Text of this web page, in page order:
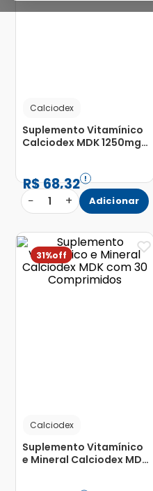
Calciodex
Suplemento Vitamínico
Calciodex MDK 1250mg
R$68,32
− 1 + Adicionar
31%
Calciodex
Suplemento Vitamínico
e Mineral Calciodex MDK